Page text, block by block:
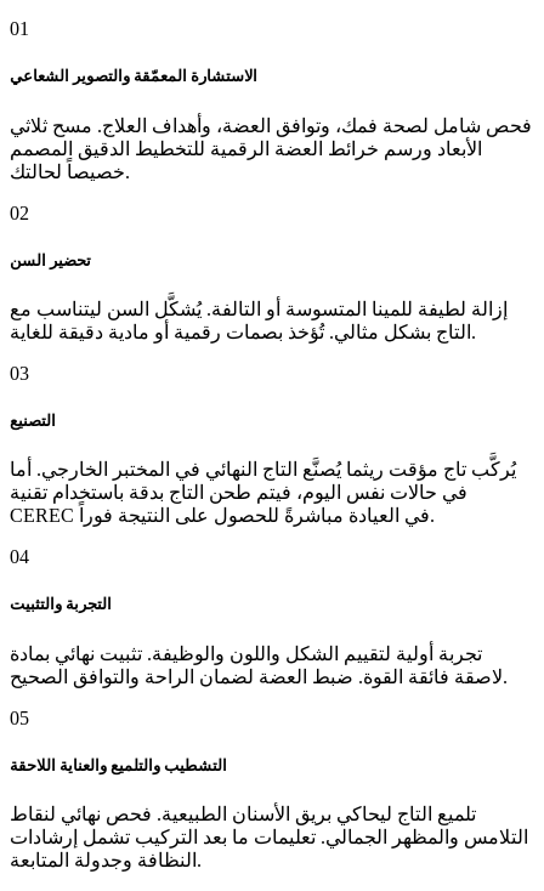
01
الاستشارة المعمّقة والتصوير الشعاعي
فحص شامل لصحة فمك، وتوافق العضة، وأهداف العلاج. مسح ثلاثي
الأبعاد ورسم خرائط العضة الرقمية للتخطيط الدقيق المصمم
خصيصاً لحالتك.
02
تحضير السن
إزالة لطيفة للمينا المتسوسة أو التالفة. يُشكَّل السن ليتناسب مع
التاج بشكل مثالي. تُؤخذ بصمات رقمية أو مادية دقيقة للغاية.
03
التصنيع
يُركَّب تاج مؤقت ريثما يُصنَّع التاج النهائي في المختبر الخارجي. أما
في حالات نفس اليوم، فيتم طحن التاج بدقة باستخدام تقنية
CEREC في العيادة مباشرةً للحصول على النتيجة فوراً.
04
التجربة والتثبيت
تجربة أولية لتقييم الشكل واللون والوظيفة. تثبيت نهائي بمادة
لاصقة فائقة القوة. ضبط العضة لضمان الراحة والتوافق الصحيح.
05
التشطيب والتلميع والعناية اللاحقة
تلميع التاج ليحاكي بريق الأسنان الطبيعية. فحص نهائي لنقاط
التلامس والمظهر الجمالي. تعليمات ما بعد التركيب تشمل إرشادات
النظافة وجدولة المتابعة.